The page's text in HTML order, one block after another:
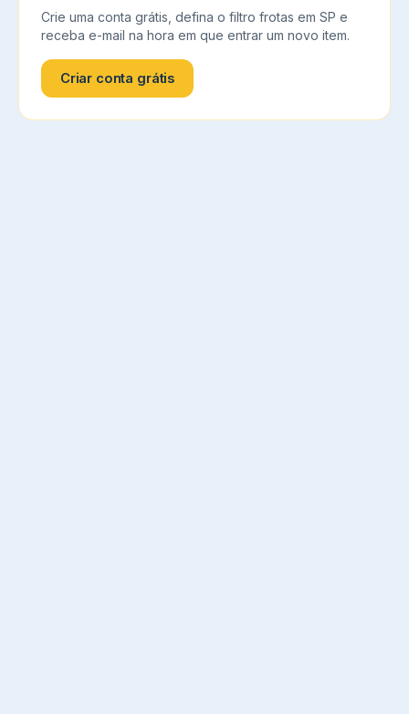
Crie uma conta grátis, defina o filtro frotas em SP e
receba e-mail na hora em que entrar um novo item.
Criar conta grátis